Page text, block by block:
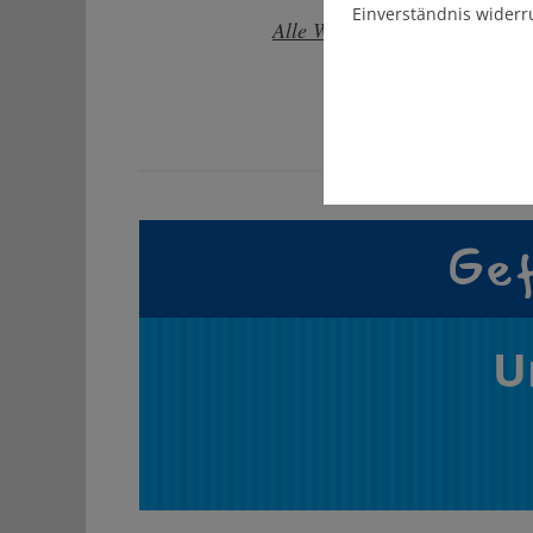
Alle Wettern-Videos gibt es
Einverständnis